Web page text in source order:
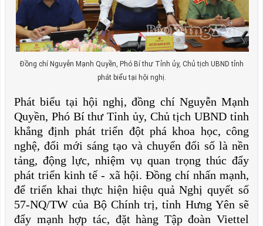
Đồng chí Nguyễn Mạnh Quyền, Phó Bí thư Tỉnh ủy, Chủ tịch UBND tỉnh
phát biểu tại hội nghị.
Phát biểu tại hội nghị, đồng chí Nguyễn Mạnh
Quyền, Phó Bí thư Tỉnh ủy, Chủ tịch UBND tỉnh
khẳng định phát triển đột phá khoa học, công
nghệ, đổi mới sáng tạo và chuyển đổi số là nền
tảng, động lực, nhiệm vụ quan trọng thúc đẩy
phát triển kinh tế - xã hội. Đồng chí nhấn mạnh,
để triển khai thực hiện hiệu quả Nghị quyết số
57-NQ/TW của Bộ Chính trị, tỉnh Hưng Yên sẽ
đẩy mạnh hợp tác, đặt hàng Tập đoàn Viettel